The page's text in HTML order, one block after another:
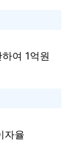
여 1억원
자율